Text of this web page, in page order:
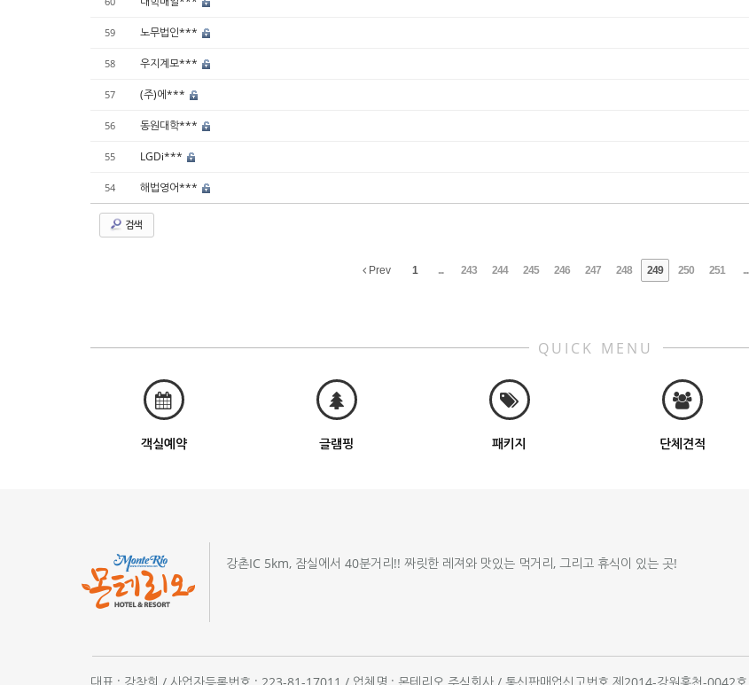
59 노무법인***
58 우지계모***
57 (주)에***
56 동원대학***
55 LGDi***
54 해법영어***
검색
Prev 1 ... 243 244 245 246 247 248 249 250 251 ...
QUICK MENU
객실예약 글램핑 패키지 단체견적
강촌IC 5km, 잠실에서 40분거리!! 짜릿한 레져와 맛있는 먹거리, 그리고 휴식이 있는 곳!